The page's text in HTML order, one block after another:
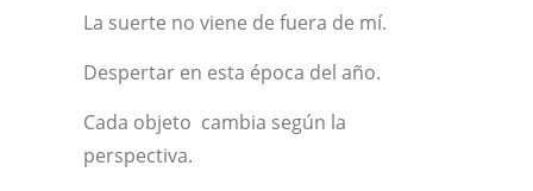
La suerte no viene de fuera de mí.
Despertar en esta época del año.
Cada objeto cambia según la
perspectiva.